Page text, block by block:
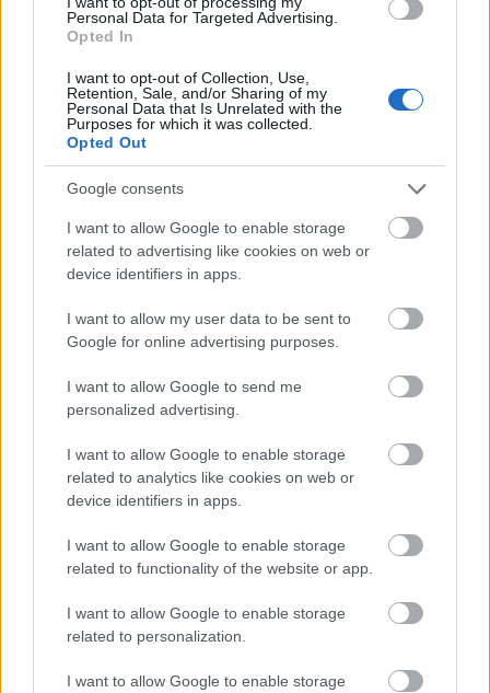
Personal Data for Targeted Advertising.
Opted In
I want to opt-out of Collection, Use,
Retention, Sale, and/or Sharing of my
Personal Data that Is Unrelated with the
Purposes for which it was collected.
Opted Out
Google consents
I want to allow Google to enable storage
related to advertising like cookies on web or
device identifiers in apps.
I want to allow my user data to be sent to
Google for online advertising purposes.
I want to allow Google to send me
personalized advertising.
I want to allow Google to enable storage
related to analytics like cookies on web or
device identifiers in apps.
I want to allow Google to enable storage
related to functionality of the website or app.
I want to allow Google to enable storage
related to personalization.
I want to allow Google to enable storage